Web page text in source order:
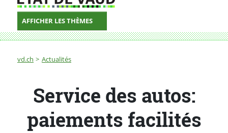
AFFICHER LES THÈMES
Fil d'Ariane
vd.ch Actualités
Service des autos: paiements facilités
Service des autos:
paiements facilités